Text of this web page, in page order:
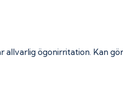
allvarlig ögonirritation. Kan